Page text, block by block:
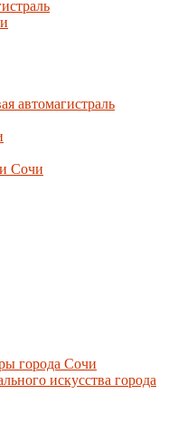
автомагистраль
Сочи
города Сочи
искусства города